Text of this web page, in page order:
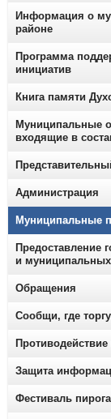
Информация о
районе
Программа
инициатив
Книга памяти
Муниципальные
входящие в
Администрация
Муниципальные
Предоставление
и муниципальных
Обращения
Сообщи, где
Защита
Фестиваль пирога